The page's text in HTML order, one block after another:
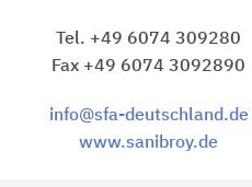
Tel. +49 6074 309280
Fax +49 6074 3092890
info@sfa-deutschland.de
www.sanibroy.de